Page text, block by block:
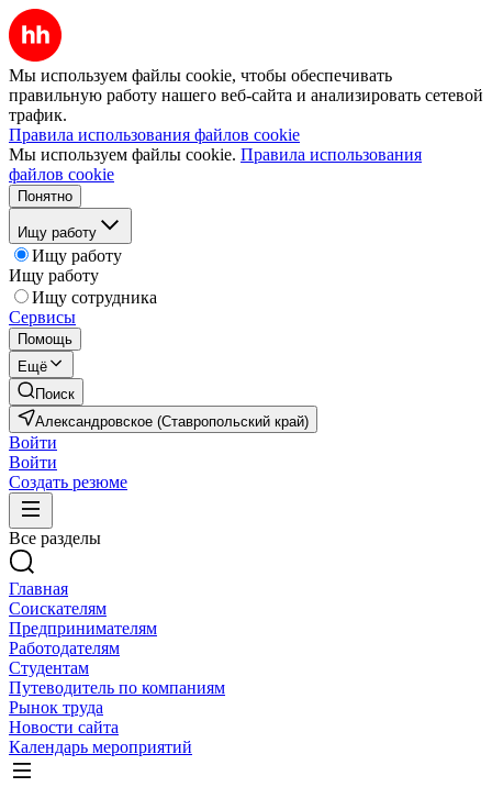
Мы используем файлы cookie, чтобы обеспечивать
правильную работу нашего веб-сайта и анализировать сетевой
трафик.
Правила использования файлов cookie
Мы используем файлы cookie. Правила использования
файлов cookie
Понятно
Ищу работу
Ищу работу
Ищу работу
Ищу сотрудника
Сервисы
Помощь
Ещё
Поиск
Александровское (Ставропольский край)
Войти
Войти
Создать резюме
Все разделы
Главная
Соискателям
Предпринимателям
Работодателям
Студентам
Путеводитель по компаниям
Рынок труда
Новости сайта
Календарь мероприятий